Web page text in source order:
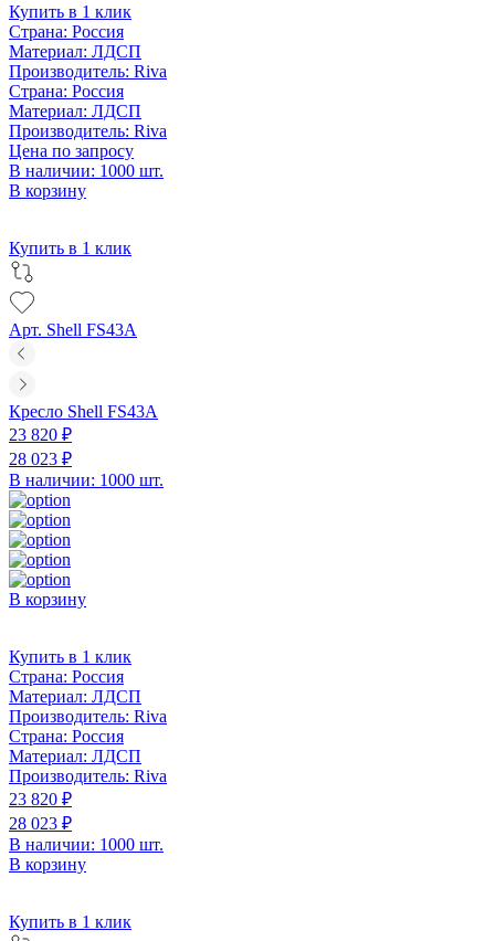
Купить в 1 клик
Страна: Россия
Материал: ЛДСП
Производитель: Riva
Страна: Россия
Материал: ЛДСП
Производитель: Riva
Цена по запросу
В наличии: 1000 шт.
В корзину
Купить в 1 клик
Арт. Shell FS43A
Кресло Shell FS43A
23 820 ₽
28 023 ₽
В наличии: 1000 шт.
В корзину
Купить в 1 клик
Страна: Россия
Материал: ЛДСП
Производитель: Riva
Страна: Россия
Материал: ЛДСП
Производитель: Riva
23 820 ₽
28 023 ₽
В наличии: 1000 шт.
В корзину
Купить в 1 клик